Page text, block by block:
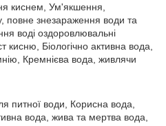
киснем, Ум'якшення,
повне знезараження води та
воді оздоровлювальні
кисню, Біологічно активна вода,
Кремнієва вода, живлячи
води, Корисна вода,
вода, жива та мертва вода,